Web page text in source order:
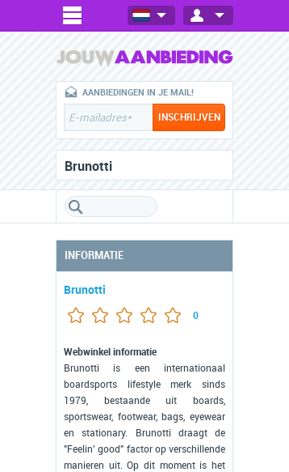
AANBIEDINGEN IN JE MAIL!
Brunotti
INFORMATIE
Brunotti
0
Webwinkel informatie
Brunotti is een internationaal
boardsports lifestyle merk sinds
1979, bestaande uit boards,
sportswear, footwear, bags, eyewear
en stationary. Brunotti draagt de
"Feelin' good" factor op verschillende
manieren uit. Op dit moment is het